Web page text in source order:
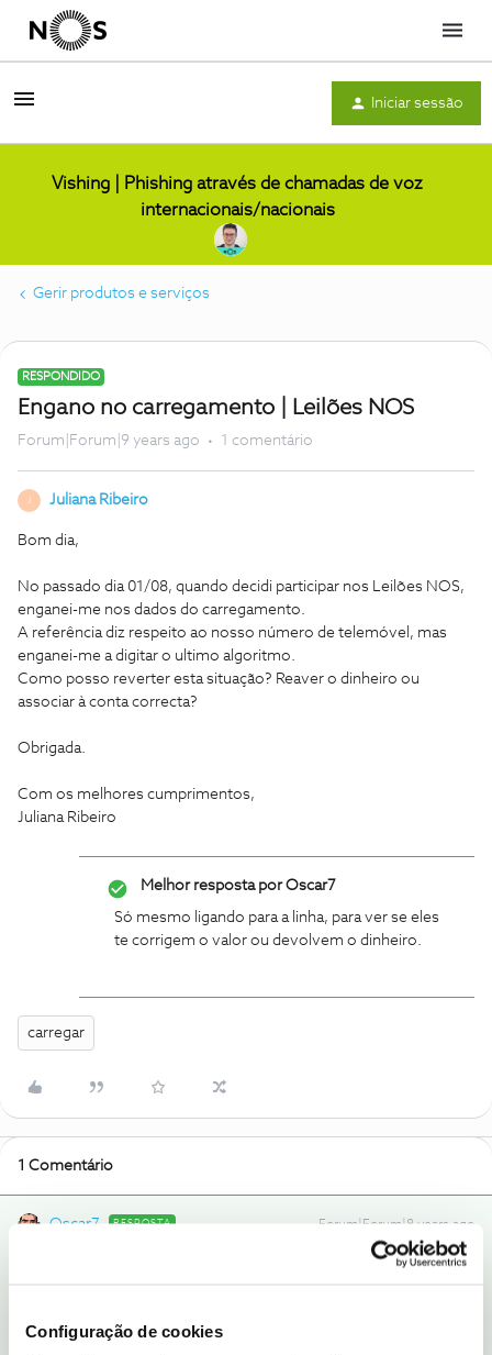
Configuração de cookies
Menu
Iniciar sessão
Vishing | Phishing através de chamadas de voz
internacionais/nacionais
Gerir produtos e serviços
RESPONDIDO
Engano no carregamento | Leilões NOS
Forum|Forum|9 years ago 1 comentário
Juliana Ribeiro
Bom dia,
No passado dia 01/08, quando decidi participar nos Leilões NOS,
enganei-me nos dados do carregamento.
A referência diz respeito ao nosso número de telemóvel, mas
enganei-me a digitar o ultimo algoritmo.
Como posso reverter esta situação? Reaver o dinheiro ou
associar à conta correcta?
Obrigada.
Com os melhores cumprimentos,
Juliana Ribeiro
Melhor resposta porOscar7
Só mesmo ligando para a linha, para ver se eles
te corrigem o valor ou devolvem o dinheiro.
carregar
1 Comentário
Oscar7 RESPOSTA Forum|Forum|8 years ago
Só mesmo ligando para a linha, para ver se eles te corrigem o
1 pessoa gostou